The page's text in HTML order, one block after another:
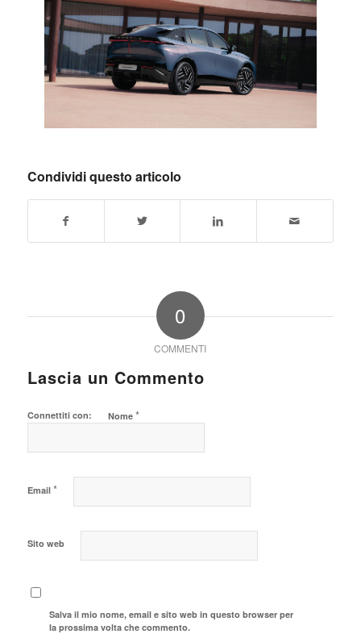
Condividi questo articolo
0
COMMENTI
Lascia un Commento
Connettiti con: Nome *
Email *
Sito web
Salva il mio nome, email e sito web in questo browser per
la prossima volta che commento.